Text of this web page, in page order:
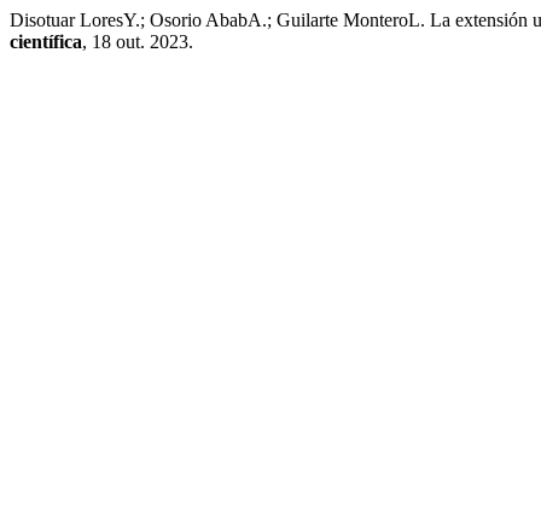
Disotuar LoresY.; Osorio AbabA.; Guilarte MonteroL. La extensión
científica, 18 out. 2023.